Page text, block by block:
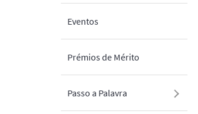
Eventos
Prémios de Mérito
Passo a Palavra